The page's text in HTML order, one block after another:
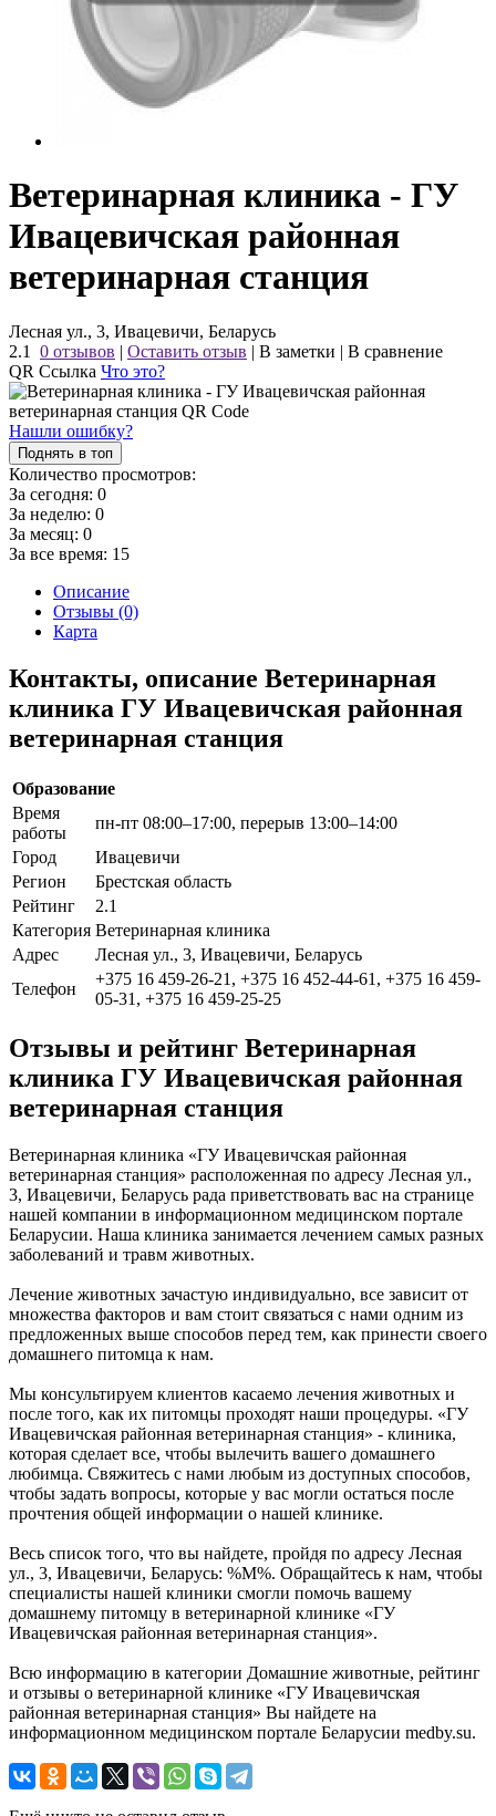
Ветеринарная клиника - ГУ
Ивацевичская районная
ветеринарная станция
Лесная ул., 3, Ивацевичи, Беларусь
2.1
0 отзывов | Оставить отзыв | В заметки | В сравнение
QR Ссылка Что это?
Нашли ошибку?
Поднять в топ
Количество просмотров:
За сегодня: 0
За неделю: 0
За месяц: 0
За все время: 15
Описание
Отзывы (0)
Карта
Контакты, описание Ветеринарная
клиника ГУ Ивацевичская районная
ветеринарная станция
Образование
Время
работы
пн-пт 08:00–17:00, перерыв 13:00–14:00
Город
Ивацевичи
Регион
Брестская область
Рейтинг
2.1
Категория Ветеринарная клиника
Адрес
Лесная ул., 3, Ивацевичи, Беларусь
Телефон
+375 16 459-26-21, +375 16 452-44-61, +375 16 459-
05-31, +375 16 459-25-25
Отзывы и рейтинг Ветеринарная
клиника ГУ Ивацевичская районная
ветеринарная станция
Ветеринарная клиника «ГУ Ивацевичская районная
ветеринарная станция» расположенная по адресу Лесная ул.,
3, Ивацевичи, Беларусь рада приветствовать вас на странице
нашей компании в информационном медицинском портале
Беларусии. Наша клиника занимается лечением самых разных
заболеваний и травм животных.
Лечение животных зачастую индивидуально, все зависит от
множества факторов и вам стоит связаться с нами одним из
предложенных выше способов перед тем, как принести своего
домашнего питомца к нам.
Мы консультируем клиентов касаемо лечения животных и
после того, как их питомцы проходят наши процедуры. «ГУ
Ивацевичская районная ветеринарная станция» - клиника,
которая сделает все, чтобы вылечить вашего домашнего
любимца. Свяжитесь с нами любым из доступных способов,
чтобы задать вопросы, которые у вас могли остаться после
прочтения общей информации о нашей клинике.
Весь список того, что вы найдете, пройдя по адресу Лесная
ул., 3, Ивацевичи, Беларусь: %М%. Обращайтесь к нам, чтобы
специалисты нашей клиники смогли помочь вашему
домашнему питомцу в ветеринарной клинике «ГУ
Ивацевичская районная ветеринарная станция».
Всю информацию в категории Домашние животные, рейтинг
и отзывы о ветеринарной клинике «ГУ Ивацевичская
районная ветеринарная станция» Вы найдете на
информационном медицинском портале Беларусии medby.su.